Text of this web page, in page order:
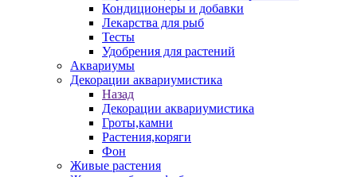
Кондиционеры и добавки
Лекарства для рыб
Тесты
Удобрения для растений
Аквариумы
Декорации аквариумистика
Назад
Декорации аквариумистика
Гроты,камни
Растения,коряги
Фон
Живые растения